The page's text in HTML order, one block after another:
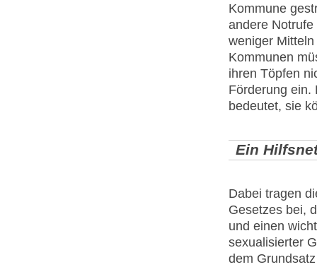
Kommune
andere
weniger
Kommunen
ihren Töpfen
Förderung ein.
bedeutet, sie
Ein
Dabei tragen
Gesetzes bei,
und einen
sexualisierter
dem